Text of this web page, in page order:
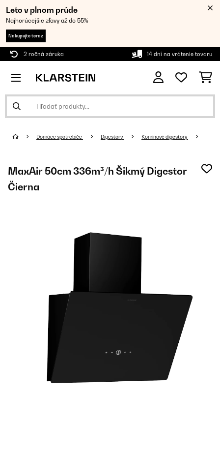
Leto v plnom prúde
Najhorúcejšie zľavy až do 55%
Nakupujte teraz
2 ročná záruka 14 dní na vrátenie tovaru
Domáce spotrebiče Digestory Komínové digestory
MaxAir 50cm 336m³/h Šikmý Digestor
Čierna